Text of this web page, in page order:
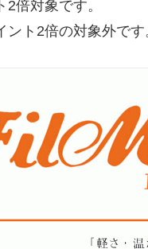
倍対象です。
ト2倍の対象外です